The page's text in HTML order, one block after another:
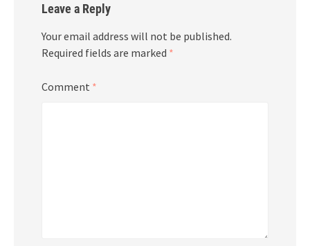
Leave a Reply
Your email address will not be published.
Required fields are marked *
Comment *